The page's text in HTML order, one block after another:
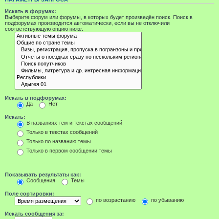
Искать в форумах:
Выберите форум или форумы, в которых будет произведён поиск. Поиск в
подфорумах производится автоматически, если вы не отключили
соответствующую опцию ниже.
Искать в подфорумах:
Да
Нет
Искать:
В названиях тем и текстах сообщений
Только в текстах сообщений
Только по названию темы
Только в первом сообщении темы
Показывать результаты как:
Сообщения
Темы
Поле сортировки:
по возрастанию
по убыванию
Искать сообщения за: